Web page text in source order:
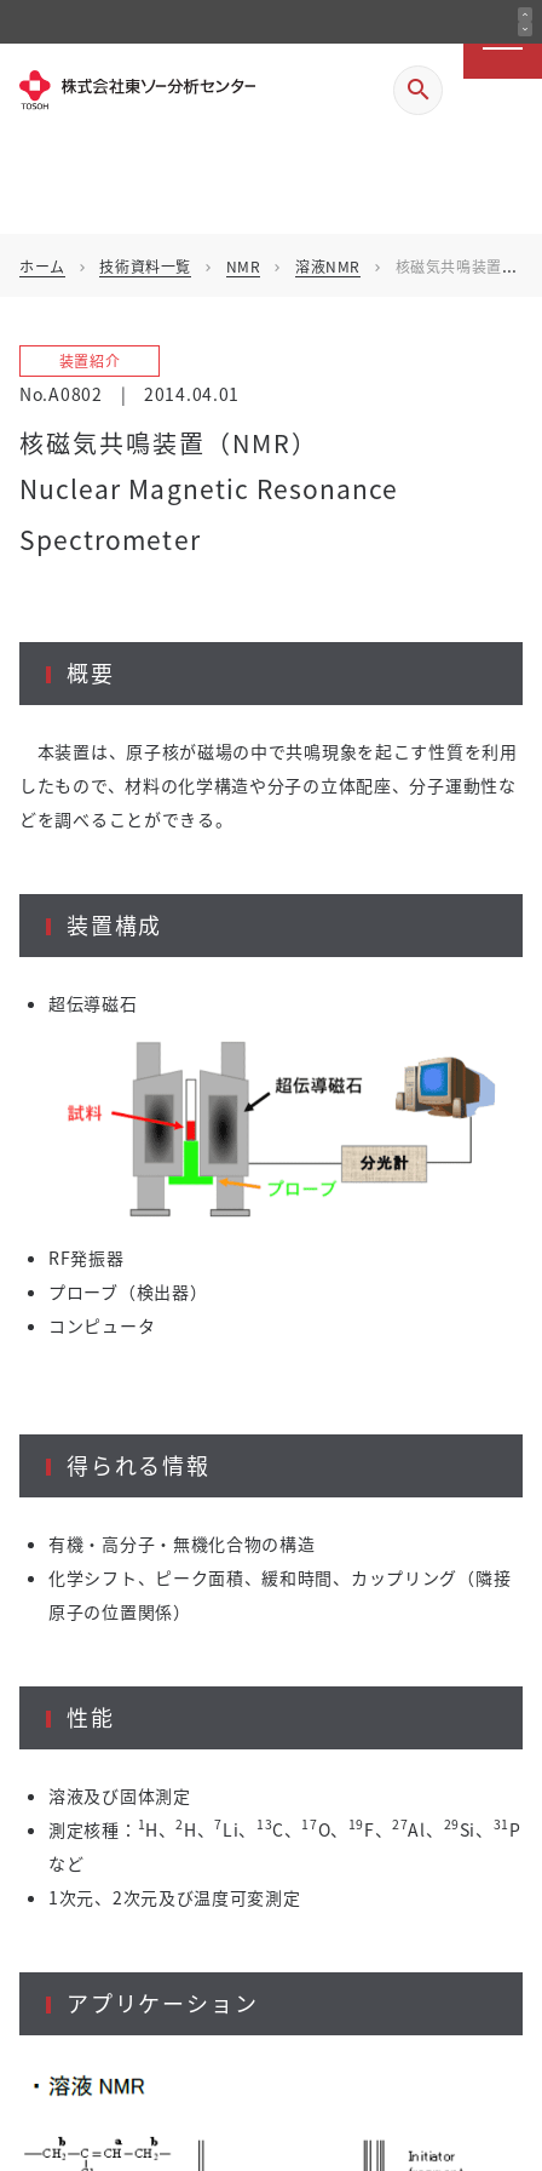
紹介
法）」を掲載しました
expand_less
expand_more
search
ホーム chevron_right 技術資料一覧 chevron_right NMR chevron_right 溶液NMR chevron_right 核磁気共鳴装置（NMR）
装置紹介
No.A0802 | 2014.04.01
核磁気共鳴装置（NMR）
Nuclear Magnetic Resonance
Spectrometer
概要
本装置は、原子核が磁場の中で共鳴現象を起こす性質を利用
したもので、材料の化学構造や分子の立体配座、分子運動性な
どを調べることができる。
装置構成
超伝導磁石
RF発振器
プローブ（検出器）
コンピュータ
得られる情報
有機・高分子・無機化合物の構造
化学シフト、ピーク面積、緩和時間、カップリング（隣接
原子の位置関係）
性能
溶液及び固体測定
測定核種： 1H、2H、7Li、 13C、 17O、 19F、27Al、 29Si、 31 P
など
1次元、2次元及び温度可変測定
アプリケーション